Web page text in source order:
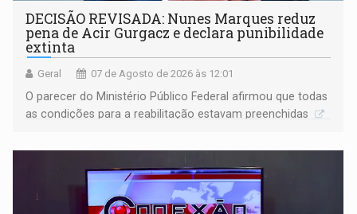
DECISÃO REVISADA: Nunes Marques reduz
pena de Acir Gurgacz e declara punibilidade
extinta
Geral 07 de Agosto de 2026 às 12:01
O parecer do Ministério Público Federal afirmou que todas
as condições para a reabilitação estavam preenchidas